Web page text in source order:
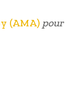
(AMA) pour